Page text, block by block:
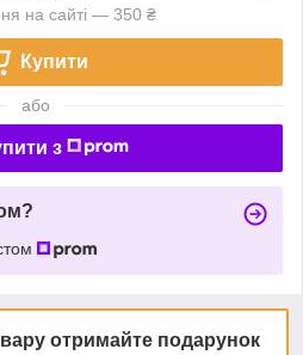
на сайті — 350 ₴
Купити
або
з
отримайте подарунок